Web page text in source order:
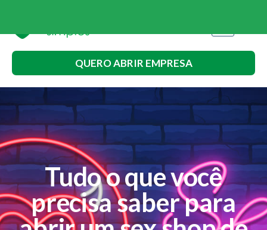
QUERO ABRIR EMPRESA
Tudo o que você
precisa saber para